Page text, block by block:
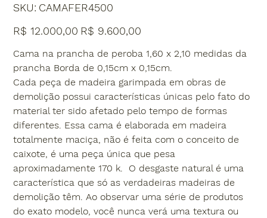
SKU:
SKU
CAMAFER4500
CAMAFER4500
Preço
original
R$ 12.000,00 Preço
promocional
R$ 9.600,00
Cama na prancha de peroba 1,60 x 2,10 medidas da
prancha Borda de 0,15cm x 0,15cm.
Cada peça de madeira garimpada em obras de
demolição possui características únicas pelo fato do
material ter sido afetado pelo tempo de formas
diferentes. Essa cama é elaborada em madeira
totalmente maciça, não é feita com o conceito de
caixote, é uma peça única que pesa
aproximadamente 170 k. O desgaste natural é uma
característica que só as verdadeiras madeiras de
demolição têm. Ao observar uma série de produtos
do exato modelo, você nunca verá uma textura ou